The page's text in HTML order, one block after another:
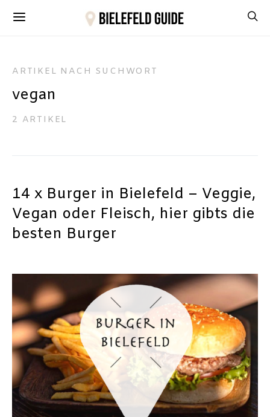
ARTIKEL NACH SUCHWORT
vegan
2 ARTIKEL
14 x Burger in Bielefeld – Veggie,
Vegan oder Fleisch, hier gibts die
besten Burger